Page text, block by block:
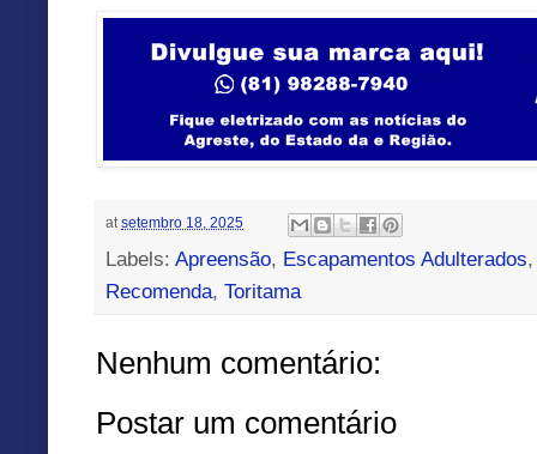
at setembro 18, 2025
Labels: Apreensão, Escapamentos Adulterados
Recomenda, Toritama
Nenhum comentário:
Postar um comentário